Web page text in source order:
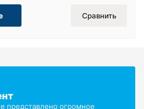
Сравнить
представлено огромное